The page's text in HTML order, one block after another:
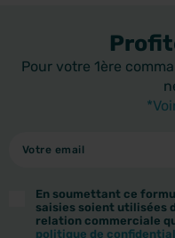
Pour votre 1ère
En soumettant ce
saisies soient utilisées
relation commerciale
politique de